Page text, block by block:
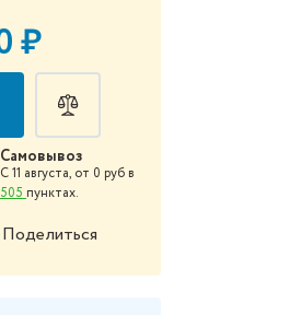
₽
Самовывоз
С11 августа, от 0 руб в
505 пунктах.
Поделиться